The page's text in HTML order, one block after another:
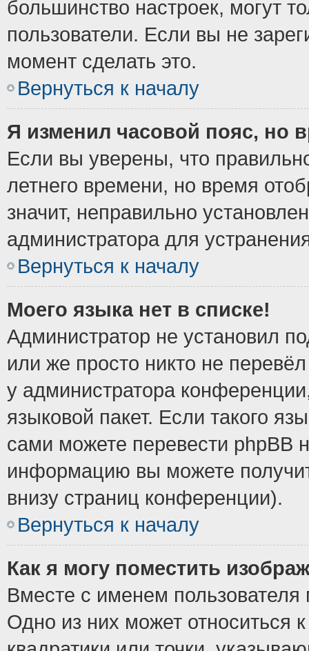
большинство настроек, могут
пользователи. Если вы не
момент сделать это.
Вернуться к началу
Я изменил часовой пояс, но
Если вы уверены, что
летнего времени, но время
значит, неправильно
администратора для
Вернуться к началу
Моего языка нет в списке!
Администратор не установил
или же просто никто не
у администратора
языковой пакет. Если такого
сами можете перевести phpBB
информацию вы можете
внизу страниц конференции).
Вернуться к началу
Как я могу поместить
Вместе с именем пользователя
Одно из них может относиться